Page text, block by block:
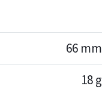
66 mm
18 g